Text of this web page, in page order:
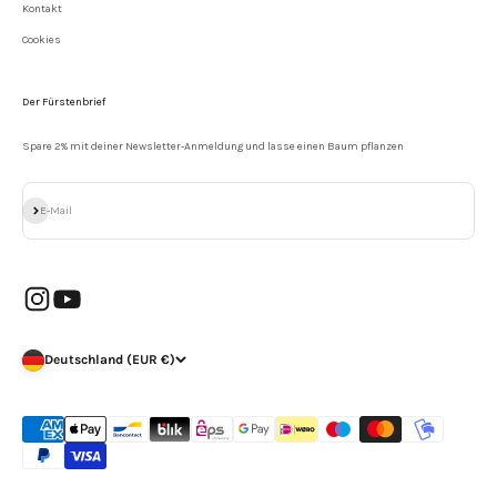
Kontakt
Cookies
Der Fürstenbrief
Spare 2% mit deiner Newsletter-Anmeldung und lasse einen Baum pflanzen
E-Mail
Abonnieren
Deutschland (EUR €)